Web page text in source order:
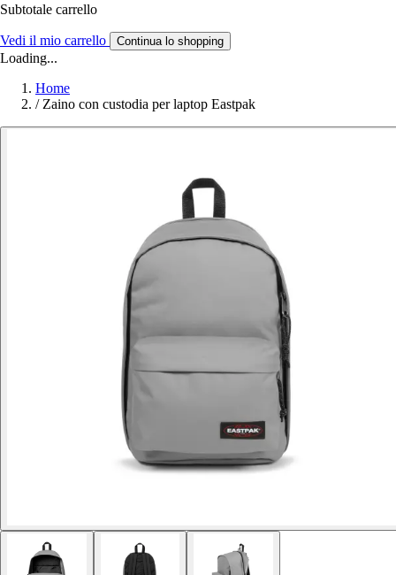
Subtotale carrello
Vedi il mio carrello Continua lo shopping
Loading...
Home
/ Zaino con custodia per laptop Eastpak